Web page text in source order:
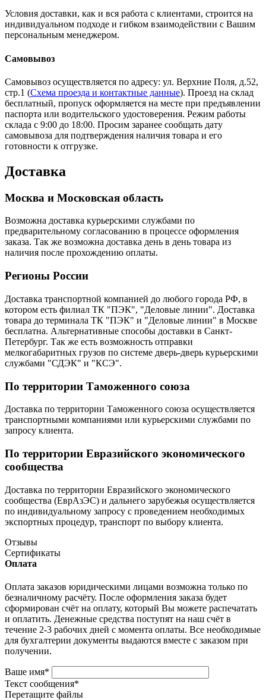
Условия доставки, как и вся работа с клиентами, строится на
индивидуальном подходе и гибком взаимодействии с Вашим
персональным менеджером.
Самовывоз
Самовывоз осуществляется по адресу: ул. Верхние Поля, д.52,
стр.1 (Схема проезда и контактные данные). Проезд на склад
бесплатный, пропуск оформляется на месте при предъявлении
паспорта или водительского удостоверения. Режим работы
склада с 9:00 до 18:00. Просим заранее сообщать дату
самовывоза для подтверждения наличия товара и его
готовности к отгрузке.
Доставка
Москва и Московская область
Возможна доставка курьерскими службами по
предварительному согласованию в процессе оформления
заказа. Так же возможна доставка день в день товара из
наличия после прохождению оплаты.
Регионы России
Доставка транспортной компанией до любого города РФ, в
котором есть филиал ТК "ПЭК", "Деловые линии". Доставка
товара до терминала ТК "ПЭК" и "Деловые линии" в Москве
бесплатна. Альтернативные способы доставки в Санкт-
Петербург. Так же есть возможность отправки
мелкогабаритных грузов по системе дверь-дверь курьерскими
службами "СДЭК" и "КСЭ".
По территории Таможенного союза
Доставка по территории Таможенного союза осуществляется
транспортными компаниями или курьерскими службами по
запросу клиента.
По территории Евразийского экономического
сообщества
Доставка по территории Евразийского экономического
сообщества (ЕврАзЭС) и дальнего зарубежья осуществляется
по индивидуальному запросу с проведением необходимых
экспортных процедур, транспорт по выбору клиента.
Отзывы
Сертификаты
Оплата
Оплата заказов юридическими лицами возможна только по
безналичному расчёту. После оформления заказа будет
сформирован счёт на оплату, который Вы можете распечатать
и оплатить. Денежные средства поступят на наш счёт в
течение 2-3 рабочих дней с момента оплаты. Все необходимые
для бухгалтерии документы выдаются вместе с заказом при
получении.
Ваше имя*
Текст сообщения*
Перетащите файлы